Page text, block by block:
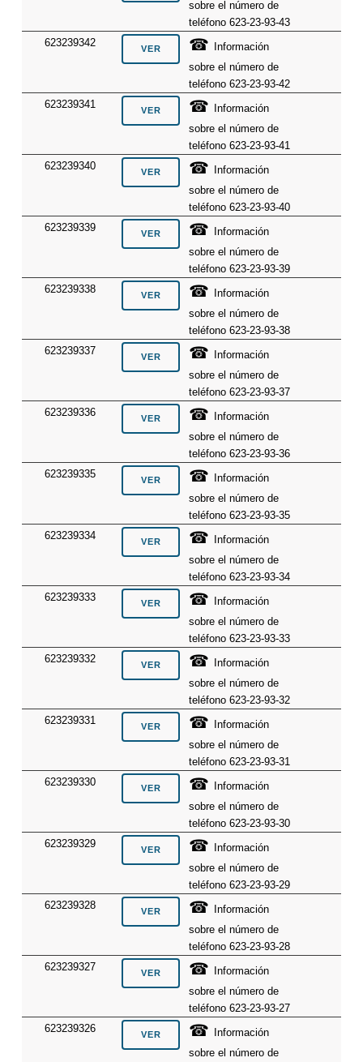
sobre el número de
teléfono 623-23-93-43
623239342
☎ Información
sobre el número de
teléfono 623-23-93-42
623239341
☎ Información
sobre el número de
teléfono 623-23-93-41
623239340
☎ Información
sobre el número de
teléfono 623-23-93-40
623239339
☎ Información
sobre el número de
teléfono 623-23-93-39
623239338
☎ Información
sobre el número de
teléfono 623-23-93-38
623239337
☎ Información
sobre el número de
teléfono 623-23-93-37
623239336
☎ Información
sobre el número de
teléfono 623-23-93-36
623239335
☎ Información
sobre el número de
teléfono 623-23-93-35
623239334
☎ Información
sobre el número de
teléfono 623-23-93-34
623239333
☎ Información
sobre el número de
teléfono 623-23-93-33
623239332
☎ Información
sobre el número de
teléfono 623-23-93-32
623239331
☎ Información
sobre el número de
teléfono 623-23-93-31
623239330
☎ Información
sobre el número de
teléfono 623-23-93-30
623239329
☎ Información
sobre el número de
teléfono 623-23-93-29
623239328
☎ Información
sobre el número de
teléfono 623-23-93-28
623239327
☎ Información
sobre el número de
teléfono 623-23-93-27
623239326
☎ Información
sobre el número de